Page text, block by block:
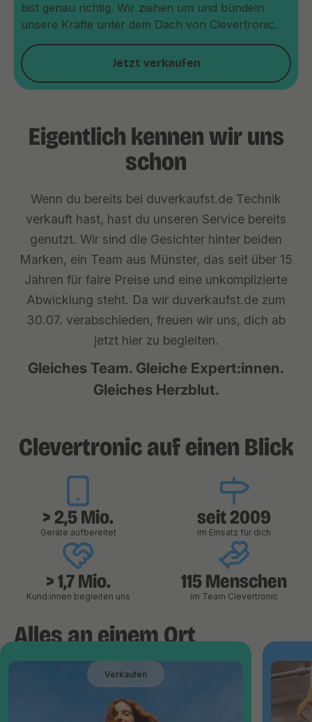
bist genau richtig. Wir ziehen um und bündeln
unsere Kräfte unter dem Dach von Clevertronic.
Jetzt verkaufen
Eigentlich kennen wir uns
schon
Wenn du bereits bei duverkaufst.de Technik
verkauft hast, hast du unseren Service bereits
genutzt. Wir sind die Gesichter hinter beiden
Marken, ein Team aus Münster, das seit über 15
Jahren für faire Preise und eine unkomplizierte
Abwicklung steht. Da wir duverkaufst.de zum
30.07. verabschieden, freuen wir uns, dich ab
jetzt hier zu begleiten.
Gleiches Team. Gleiche Expert:innen.
Gleiches Herzblut.
Clevertronic auf einen Blick
> 2,5 Mio.
Geräte aufbereitet
seit 2009
im Einsatz für dich
> 1,7 Mio.
Kund:innen begleiten uns
115 Menschen
im Team Clevertronic
Alles an einem Ort
Verkaufen